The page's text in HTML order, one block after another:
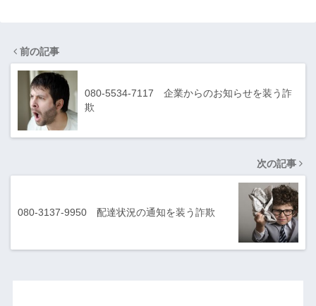
前の記事
080-5534-7117 企業からのお知らせを装う詐
欺
次の記事
080-3137-9950 配達状況の通知を装う詐欺